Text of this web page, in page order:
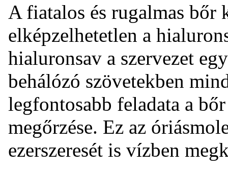
A fiatalos és rugalmas bőr
elképzelhetetlen a
hialuronsav a szervezet
behálózó szövetekben
legfontosabb feladata a
megőrzése. Ez az
ezerszeresét is vízben